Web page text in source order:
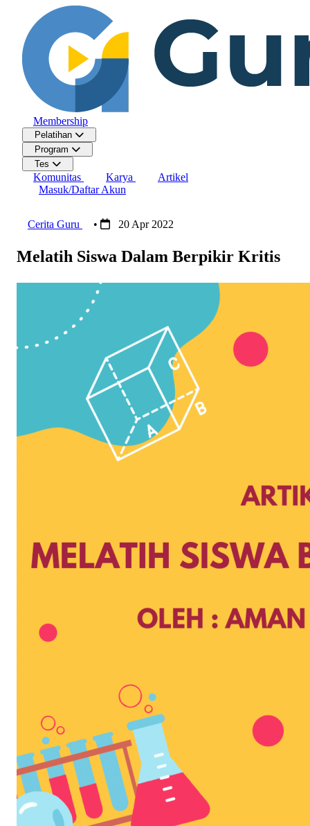
Membership
Pelatihan
Program
Tes
Komunitas Karya
Artikel
Masuk/Daftar Akun
Cerita Guru • 20 Apr 2022
Melatih Siswa Dalam Berpikir Kritis